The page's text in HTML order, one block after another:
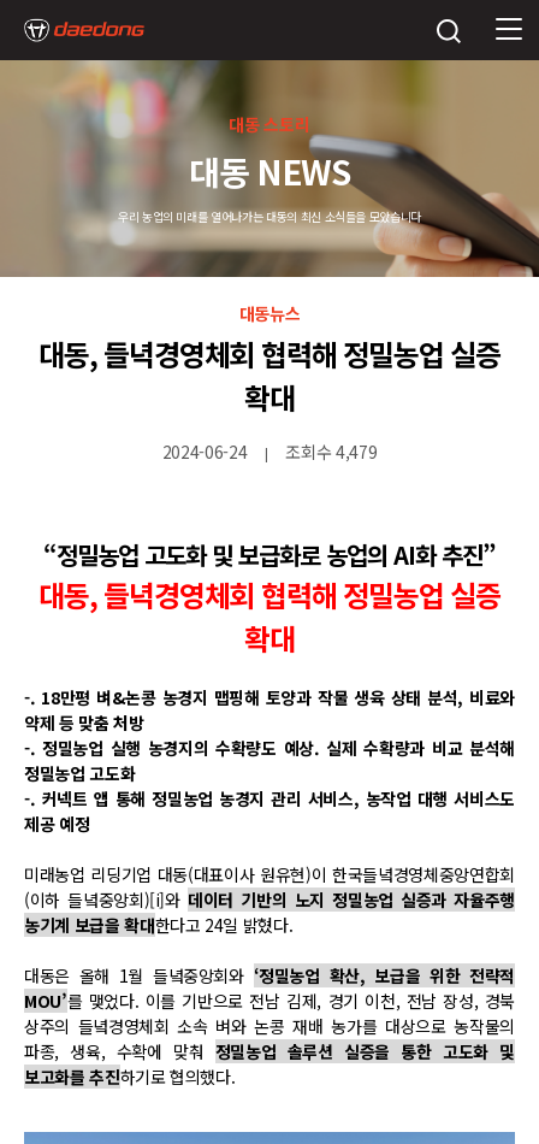
대동 스토리
대동 NEWS
우리 농업의 미래를 열어나가는 대동의 최신 소식들을 모았습니다
대동뉴스
대동, 들녁경영체회 협력해 정밀농업 실증
확대
2024-06-24 | 조회수 4,479
“정밀농업 고도화 및 보급화로 농업의 AI화 추진”
대동, 들녁경영체회 협력해 정밀농업 실증
확대
-. 18만평 벼&논콩 농경지 맵핑해 토양과 작물 생육 상태 분석, 비료와
약제 등 맞춤 처방
-. 정밀농업 실행 농경지의 수확량도 예상. 실제 수확량과 비교 분석해
정밀농업 고도화
-. 커넥트 앱 통해 정밀농업 농경지 관리 서비스, 농작업 대행 서비스도
제공 예정
미래농업 리딩기업 대동(대표이사 원유현)이 한국들녘경영체중앙연합회
(이하 들녘중앙회)[i]와 데이터 기반의 노지 정밀농업 실증과 자율주행
농기계 보급을 확대한다고 24일 밝혔다.
대동은 올해 1월 들녘중앙회와 ‘정밀농업 확산, 보급을 위한 전략적
MOU’를 맺었다. 이를 기반으로 전남 김제, 경기 이천, 전남 장성, 경북
상주의 들녘경영체회 소속 벼와 논콩 재배 농가를 대상으로 농작물의
파종, 생육, 수확에 맞춰 정밀농업 솔루션 실증을 통한 고도화 및
보고화를 추진하기로 협의했다.